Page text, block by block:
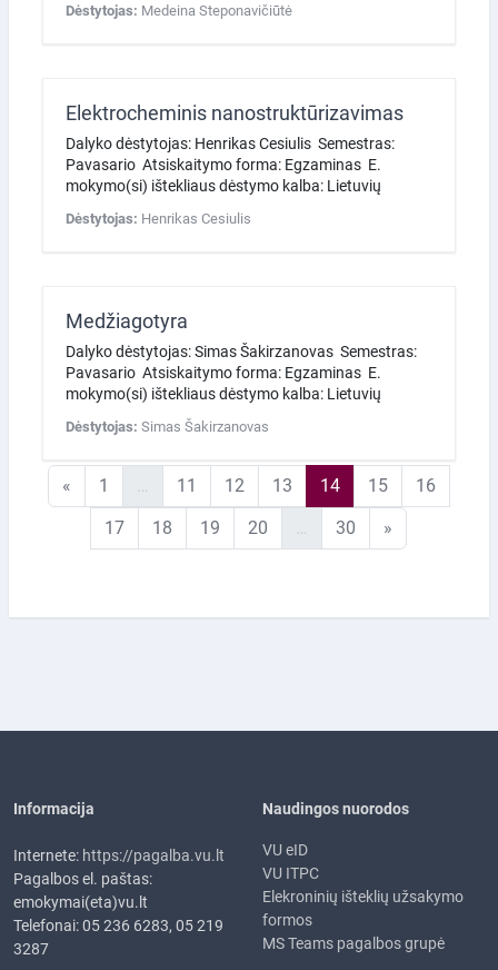
Dėstytojas: Medeina Steponavičiūtė
Elektrocheminis nanostruktūrizavimas
Dalyko dėstytojas: Henrikas Cesiulis Semestras:
Pavasario Atsiskaitymo forma: Egzaminas E.
mokymo(si) ištekliaus dėstymo kalba: Lietuvių
Dėstytojas: Henrikas Cesiulis
Medžiagotyra
Dalyko dėstytojas: Simas Šakirzanovas Semestras:
Pavasario Atsiskaitymo forma: Egzaminas E.
mokymo(si) ištekliaus dėstymo kalba: Lietuvių
Dėstytojas: Simas Šakirzanovas
« Ankstesnis puslapis
1 1 puslapis
11 11 puslapis
12 12 puslapis
13 13 puslapis
1414 puslapis
1515 puslapis
16
1717 puslapis
18 18 puslapis
19 19 puslapis
20 20 puslapis
30 30 puslapis
»
Informacija
Internete: https://pagalba.vu.lt
Pagalbos el. paštas:
emokymai(eta)vu.lt
Telefonai: 05 236 6283, 05 219
3287
Naudingos nuorodos
VU eID
VU ITPC
Elekroninių išteklių užsakymo
formos
MS Teams pagalbos grupė